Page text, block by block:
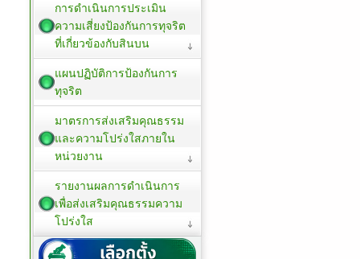
การดำเนินการประเมิน
ความเสี่ยงป้องกันการทุจริต
ที่เกี่ยวข้องกับสินบน
แผนปฏิบัติการป้องกันการ
ทุจริต
มาตรการส่งเสริมคุณธรรม
และความโปร่งใสภายใน
หน่วยงาน
รายงานผลการดำเนินการ
เพื่อส่งเสริมคุณธรรมความ
โปร่งใส